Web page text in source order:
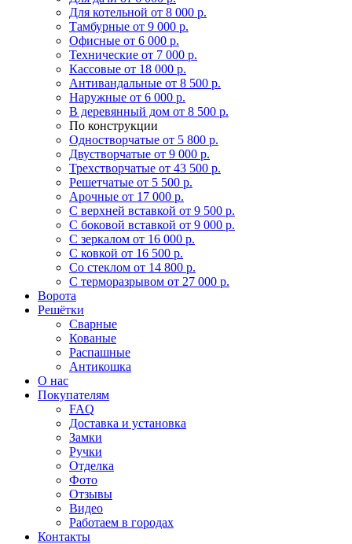
Для котельной от 8 000 р.
Тамбурные от 9 000 р.
Офисные от 6 000 р.
Технические от 7 000 р.
Кассовые от 18 000 р.
Антивандальные от 8 500 р.
Наружные от 6 000 р.
В деревянный дом от 8 500 р.
По конструкции
Одностворчатые от 5 800 р.
Двустворчатые от 9 000 р.
Трехстворчатые от 43 500 р.
Решетчатые от 5 500 р.
Арочные от 17 000 р.
С верхней вставкой от 9 500 р.
С боковой вставкой от 9 000 р.
С зеркалом от 16 000 р.
С ковкой от 16 500 р.
Со стеклом от 14 800 р.
С терморазрывом от 27 000 р.
Ворота
Решётки
Сварные
Кованые
Распашные
Антикошка
О нас
Покупателям
FAQ
Доставка и установка
Замки
Ручки
Отделка
Фото
Отзывы
Видео
Работаем в городах
Контакты